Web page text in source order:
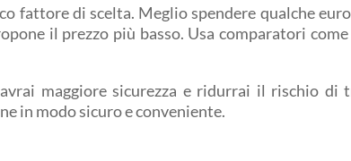
fattore di scelta. Meglio spendere qualche
il prezzo più basso. Usa comparatori
maggiore sicurezza e ridurrai il rischio di
in modo sicuro e conveniente.